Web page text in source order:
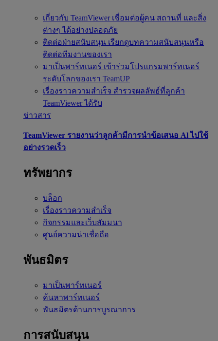
เกี่ยวกับ TeamViewer เชื่อมต่อผู้คน สถานที่ และสิ่ง
ต่างๆ ได้อย่างปลอดภัย
ติดต่อฝ่ายสนับสนุน เรียกดูบทความสนับสนุนหรือ
ติดต่อทีมงานของเรา
มาเป็นพาร์ทเนอร์ เข้าร่วมโปรแกรมพาร์ทเนอร์
ระดับโลกของเรา TeamUP
เรื่องราวความสำเร็จ สำรวจผลลัพธ์ที่ลูกค้า
TeamViewer ได้รับ
ข่าวสาร
TeamViewer รายงานว่าลูกค้ามีการนำข้อเสนอ Al ไปใช้
อย่างรวดเร็ว
ทรัพยากร
บล็อก
เรื่องราวความสำเร็จ
กิจกรรมและเว็บสัมมนา
ศูนย์ความน่าเชื่อถือ
พันธมิตร
มาเป็นพาร์ทเนอร์
ค้นหาพาร์ทเนอร์
พันธมิตรด้านการบูรณาการ
การสนับสนุน